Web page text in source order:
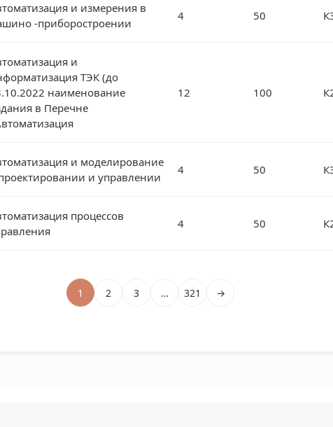
и измерения в
-приборостроении
4 50
и
ТЭК (до
наименование
в Перечне
12 100
и моделирование
и управлении
4 50
процессов
4 50
1 2 3 … 321 →